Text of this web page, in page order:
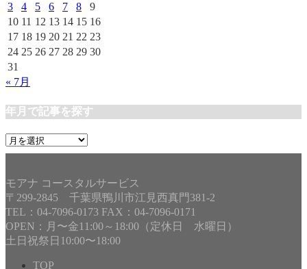
3
4 5 6 7 8
9
10 11 12 13 14 15 16
17 18 19 20 21 22 23
24 25 26 27 28 29 30
31
« 7月
年月で記事を探す
年
月
記
事
を
探
す
モアナ コースタルサービス
〒299-2845 千葉県鴨川市江見西真門381-2
TEL：04-7096-0173 FAX：04-7096-0171
OPEN：月〜金11:00～18:00（定休日 水曜日）
土日祝祭日10:00〜18:00
TOP